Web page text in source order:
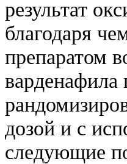
результат
благодаря
препаратом
варденафила
дозой и с
следующие